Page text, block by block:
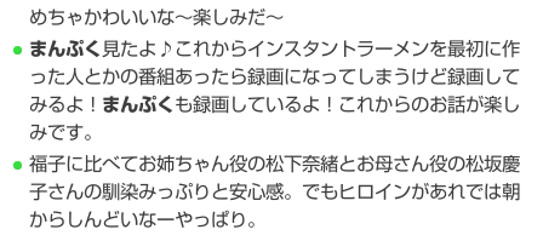
めちゃかわいいな〜楽しみだ〜
まんぷく 見たよ♪これからインスタントラーメンを最初に作
った人とかの番組あったら録画になってしまうけど録画して
みるよ！ まんぷく も録画しているよ！これからのお話が楽し
みです｡
福子に比べてお姉ちゃん役の松下奈緒とお母さん役の松坂慶
子さんの馴染みっぷりと安心感。でもヒロインがあれでは朝
からしんどいなーやっぱり。